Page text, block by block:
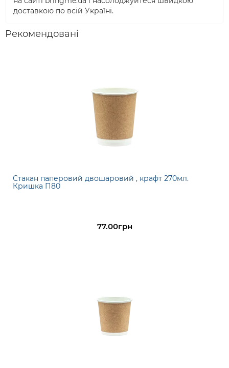
доставкою по всій Україні.
Рекомендовані
Стакан паперовий двошаровий , крафт 270мл.
Кришка П80
77.00грн